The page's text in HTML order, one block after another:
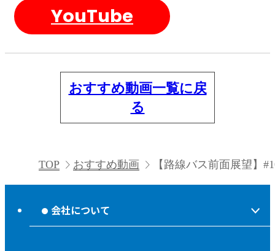
YouTube
おすすめ動画一覧に戻
る
TOP おすすめ動画 【路線バス前面展望】
会社について